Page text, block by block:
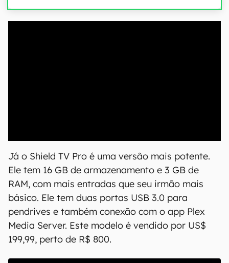
Já o Shield TV Pro é uma versão mais potente.
Ele tem 16 GB de armazenamento e 3 GB de
RAM, com mais entradas que seu irmão mais
básico. Ele tem duas portas USB 3.0 para
pendrives e também conexão com o app Plex
Media Server. Este modelo é vendido por US$
199,99, perto de R$ 800.